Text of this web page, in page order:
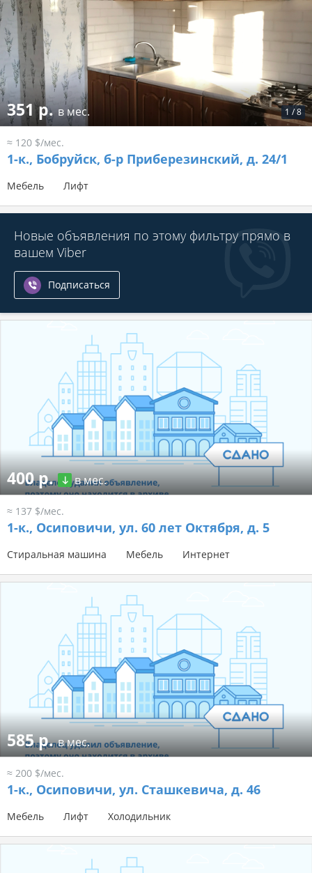
1 /8
351 р.в мес.
≈ 120 $/мес.
1-к., Бобруйск, б-р Приберезинский, д. 24/1
Мебель Лифт
Новые объявления по этому фильтру прямо в
вашем Viber
Подписаться
400 р. в мес.
≈ 137 $/мес.
1-к., Осиповичи, ул. 60 лет Октября, д. 5
Стиральная машина Мебель Интернет
585 р.в мес.
≈ 200 $/мес.
1-к., Осиповичи, ул. Сташкевича, д. 46
Мебель Лифт Холодильник